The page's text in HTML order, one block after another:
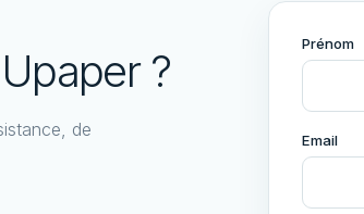
?
de
Prénom
Email